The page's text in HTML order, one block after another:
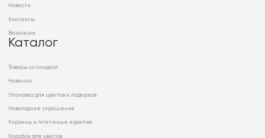
Новости
Контакты
Вакансии
Каталог
Товары со скидкой
Новинки
Упаковка для цветов и подарков
Новогодние украшения
Корзины и плетеные изделия
Коробки для цветов